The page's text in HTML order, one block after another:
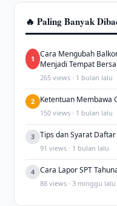
🔥 Paling Banyak
1
Cara Mengubah
Menjadi Tempat
265 views · 1 bulan lalu
2 Ketentuan Membawa
150 views · 1 bulan lalu
3 Tips dan Syarat Daftar
91 views · 1 bulan lalu
4 Cara Lapor SPT
88 views · 3 minggu lalu